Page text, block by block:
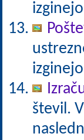
števil.